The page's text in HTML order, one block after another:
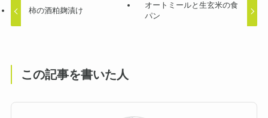
柿の酒粕麹漬け
オートミールと生玄米の食
パン
この記事を書いた人